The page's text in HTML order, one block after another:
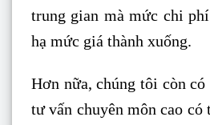
trung gian mà mức chi
hạ mức giá thành xuống.
Hơn nữa, chúng tôi còn
tư vấn chuyên môn cao có